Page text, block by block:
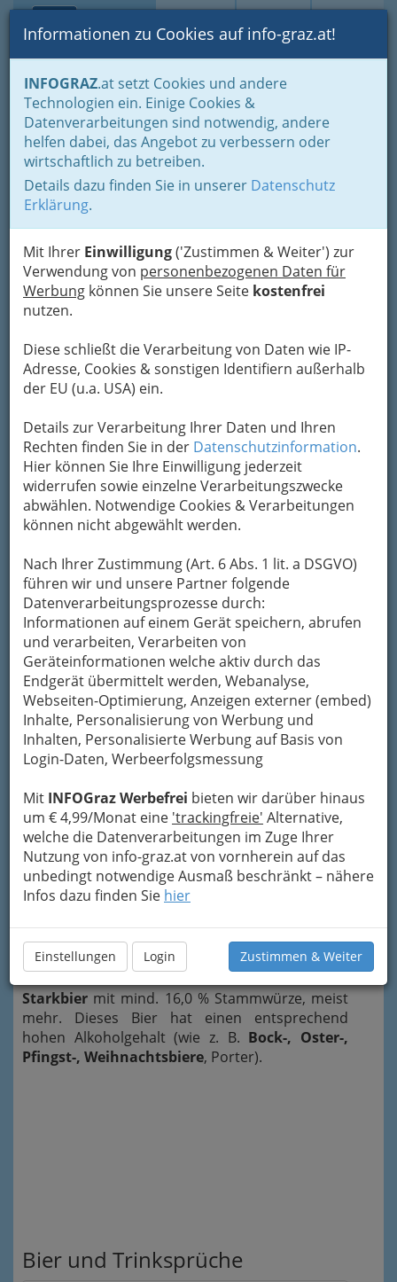
Suche Login Toggle
Informationen zu Cookies auf info-graz.at!
INFOGRAZ.at setzt Cookies und andere
Technologien ein. Einige Cookies &
Datenverarbeitungen sind notwendig, andere
helfen dabei, das Angebot zu verbessern oder
wirtschaftlich zu betreiben.
Details dazu finden Sie in unserer Datenschutz
Erklärung.
Mit Ihrer Einwilligung('Zustimmen & Weiter') zur
Verwendung von personenbezogenen Daten für
Werbung können Sie unsere Seite kostenfrei
nutzen.
Diese schließt die Verarbeitung von Daten wie IP-
Adresse, Cookies & sonstigen Identifiern außerhalb
der EU (u.a. USA) ein.
Details zur Verarbeitung Ihrer Daten und Ihren
Rechten finden Sie in der Datenschutzinformation.
Hier können Sie Ihre Einwilligung jederzeit
widerrufen sowie einzelne Verarbeitungszwecke
abwählen. Notwendige Cookies & Verarbeitungen
können nicht abgewählt werden.
Nach Ihrer Zustimmung (Art. 6 Abs. 1 lit. a DSGVO)
führen wir und unsere Partner folgende
Datenverarbeitungsprozesse durch:
Informationen auf einem Gerät speichern, abrufen
und verarbeiten, Verarbeiten von
Geräteinformationen welche aktiv durch das
Endgerät übermittelt werden, Webanalyse,
Webseiten-Optimierung, Anzeigen externer (embed)
Inhalte, Personalisierung von Werbung und
Inhalten, Personalisierte Werbung auf Basis von
Login-Daten, Werbeerfolgsmessung
Mit INFOGraz Werbefrei bieten wir darüber hinaus
um € 4,99/Monat eine 'trackingfreie' Alternative,
welche die Datenverarbeitungen im Zuge Ihrer
Nutzung von info-graz.at von vornherein auf das
unbedingt notwendige Ausmaß beschränkt – nähere
Infos dazu finden Sie hier
Einstellungen Login Zustimmen & Weiter
Home Gastronomie
Beisln, Bars, Pubs & Wein
Trinksprüche, Sprichwörter und Volksmund zum Bier
Trinksprüche, Sprichwörter
und Volksmund zum Bier
Klassifizierungen in Österreich
Ein kühles Blondes - edler Saft aus der Brauerei!
Brauerei folgende Klassifizierungen:
Abzugsbiermit 9,0 bis 10,0 % Stammwürze,
Schankbiermit 10,0 bis 12,0 % Stammwürze,
Vollbier mit 12,0 bis 15,0 % Stammwürze, das
meistgetrunkene Bier Österreichs (wie z. B. Pils
Spezialbier mit mindestens 13,0 % Stammwürze
sowie
Starkbier mit mind. 16,0 % Stammwürze, meist
mehr. Dieses Bier hat einen entsprechend
hohen Alkoholgehalt (wie z. B. Bock-, Oster-,
Pfingst-, Weihnachtsbiere, Porter).
Bier und Trinksprüche